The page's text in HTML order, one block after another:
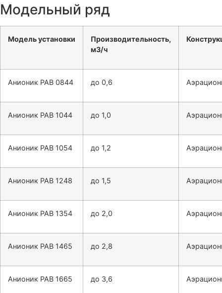
Модельный ряд
Модель установки
Производительность,
м3/ч
Анионик РАВ 0844 до 0,6
Анионик РАВ 1044 до 1,0
Анионик РАВ 1054 до 1,2
Анионик РАВ 1248 до 1,5
Анионик РАВ 1354 до 2,0
Анионик РАВ 1465 до 2,8
Анионик РАВ 1665 до 3,6